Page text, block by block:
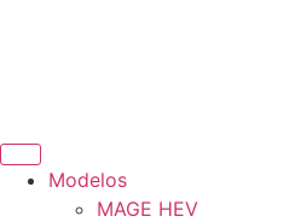
Modelos
MAGE HEV